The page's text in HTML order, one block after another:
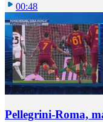
00:48
Pellegrini-Roma,